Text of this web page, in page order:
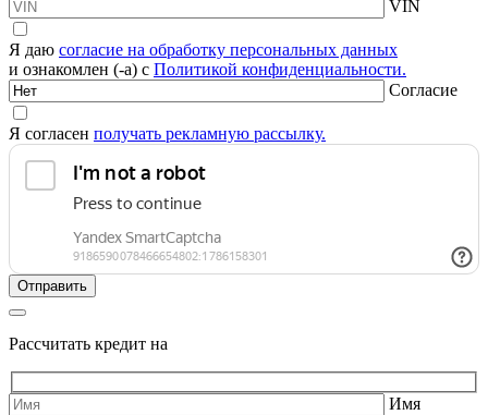
VIN
Я даю согласие на обработку персональных данных
и ознакомлен (-а) с Политикой конфиденциальности.
Согласие
Я согласен получать рекламную рассылку.
Рассчитать кредит на
Имя